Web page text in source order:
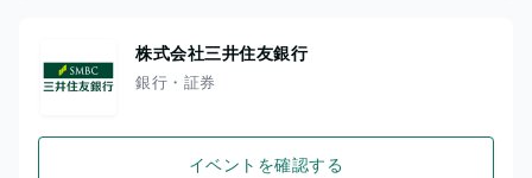
株式会社三井住友銀行
銀行・証券
イベントを確認する